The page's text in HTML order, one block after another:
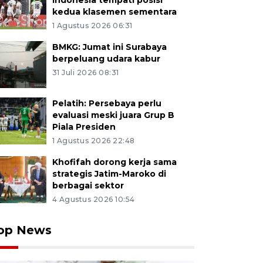
kedua klasemen sementara
1 Agustus 2026 06:31
BMKG: Jumat ini Surabaya
berpeluang udara kabur
31 Juli 2026 08:31
Pelatih: Persebaya perlu
evaluasi meski juara Grup B
Piala Presiden
1 Agustus 2026 22:48
Khofifah dorong kerja sama
strategis Jatim-Maroko di
berbagai sektor
4 Agustus 2026 10:54
News